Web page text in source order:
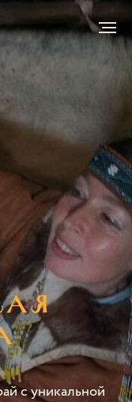
с уникальной